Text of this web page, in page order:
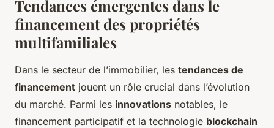
Tendances émergentes dans le
financement des propriétés
multifamiliales
Dans le secteur de l’immobilier, les tendances de
financement jouent un rôle crucial dans l’évolution
du marché. Parmi les innovations notables, le
financement participatif et la technologie blockchain